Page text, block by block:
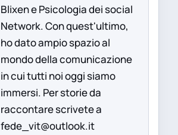
Blixen e Psicologia dei social
Network. Con quest'ultimo,
ho dato ampio spazio al
mondo della comunicazione
in cui tutti noi oggi siamo
immersi. Per storie da
raccontare scrivete a
fede_vit@outlook.it